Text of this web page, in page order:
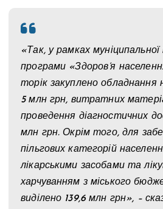
«Так, у рамках муніципальної
програми «Здоров’я
торік закуплено обладнання
5 млн грн, витратних
проведення діагностичних
млн грн. Окрім того, для
пільгових категорій
лікарськими засобами та
харчуванням з міського
виділено 139,6 млн грн», –